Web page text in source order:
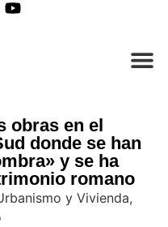
obras en el
donde se han
y se ha
romano
y Vivienda,